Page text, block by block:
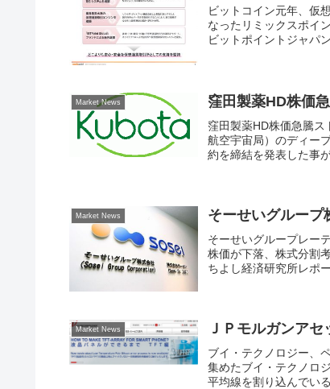
ビットコイン元年、仮
なったリミックスポイ
ビットポイントジャパ
Market News 窪田製薬HD株価
窪田製薬HD株価急騰ス
航空宇宙局）のディー
約を締結を発表した事
Market News そーせいグループ
そーせいグループレー
株価が下落、株式分割
ちよし経済研究所レポ
Market News ＪＰモルガンア
ブイ・テクノロジー、
集めたブイ・テクノロ
平均線を割り込んでい